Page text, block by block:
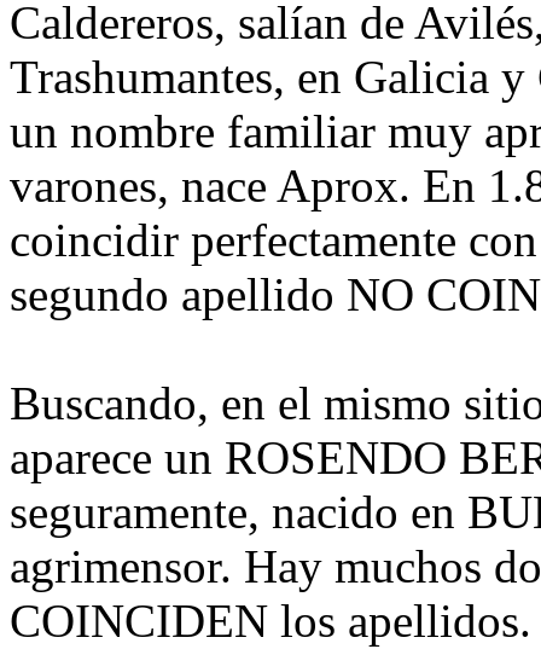
Caldereros, salían de
Trashumantes, en Galicia
un nombre familiar muy
varones, nace Aprox. En
coincidir perfectamente
segundo apellido NO
Buscando, en el mismo
aparece un ROSENDO
seguramente, nacido en
agrimensor. Hay muchos
COINCIDEN los apellidos.